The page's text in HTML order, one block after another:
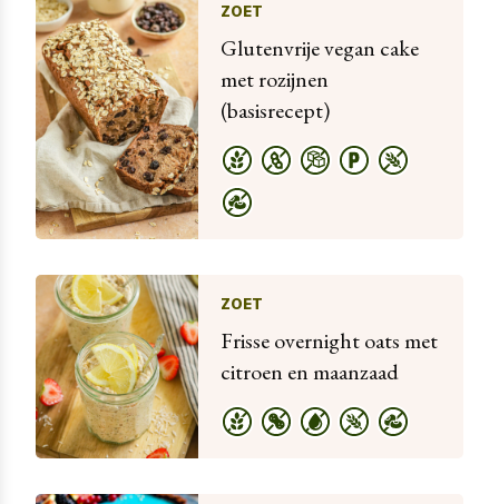
ZOET
Glutenvrije vegan cake
met rozijnen
(basisrecept)
ZOET
Frisse overnight oats met
citroen en maanzaad